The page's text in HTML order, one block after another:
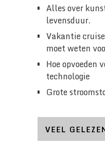
Alles over
levensduur.
Vakantie
moet weten
Hoe opvoeden
technologie
Grote
VEEL